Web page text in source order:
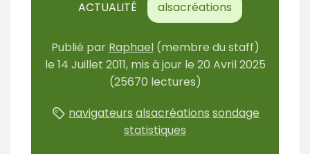
ACTUALITÉ alsacréations
Publié par Raphael (membre du staff)
le 14 Juillet 2011, mis à jour le 20 Avril 2025
(25670 lectures)
navigateurs alsacréations sondage
statistiques